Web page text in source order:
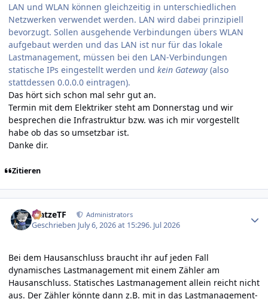
LAN und WLAN können gleichzeitig in unterschiedlichen
Netzwerken verwendet werden. LAN wird dabei prinzipiell
bevorzugt. Sollen ausgehende Verbindungen übers WLAN
aufgebaut werden und das LAN ist nur für das lokale
Lastmanagement, müssen bei den LAN-Verbindungen
statische IPs eingestellt werden und kein Gateway (also
stattdessen 0.0.0.0 eintragen).
Das hört sich schon mal sehr gut an.
Termin mit dem Elektriker steht am Donnerstag und wir
besprechen die Infrastruktur bzw. was ich mir vorgestellt
habe ob das so umsetzbar ist.
Danke dir.
Zitieren
MatzeTF Administrators
Geschrieben July 6, 2026 at 15:296. Jul 2026
Bei dem Hausanschluss braucht ihr auf jeden Fall
dynamisches Lastmanagement mit einem Zähler am
Hausanschluss. Statisches Lastmanagement allein reicht nicht
aus. Der Zähler könnte dann z.B. mit in das Lastmanagement-